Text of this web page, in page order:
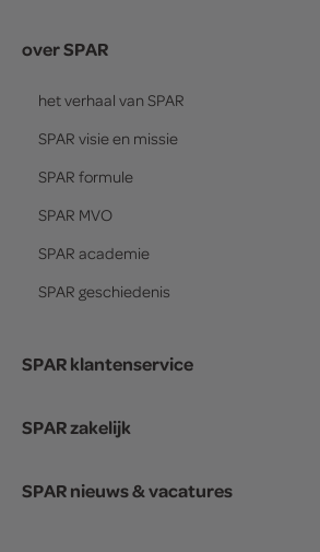
over SPAR
het verhaal van SPAR
SPAR visie en missie
SPAR formule
SPAR MVO
SPAR academie
SPAR geschiedenis
SPAR klantenservice
SPAR zakelijk
SPAR nieuws & vacatures